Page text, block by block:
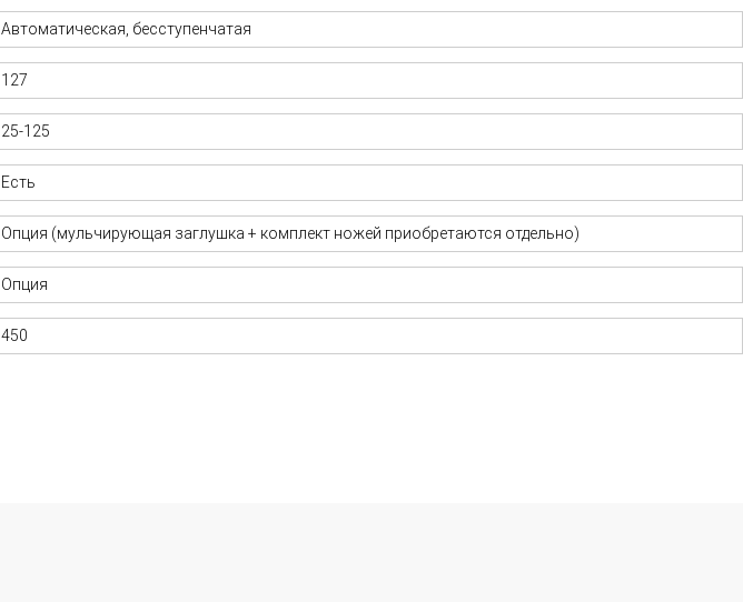
Автоматическая, бесступенчатая
127
25-125
Есть
Опция (мульчирующая заглушка + комплект ножей приобретаются отдельно)
Опция
450